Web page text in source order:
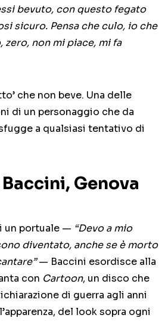
bevuto, con questo fegato
sicuro. Pensa che culo, io che
zero, non mi piace, mi fa
che non beve. Una delle
di un personaggio che da
a qualsiasi tentativo di
Genova
un portuale — “Devo a mio
diventato, anche se è morto
— Baccini esordisce alla
con Cartoon, un disco che
di guerra agli anni
del look sopra ogni